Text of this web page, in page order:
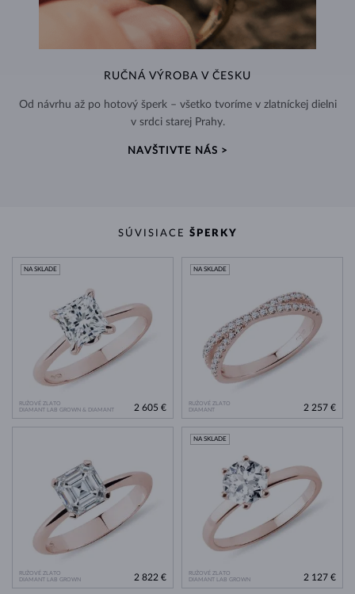
RUČNÁ VÝROBA V ČESKU
Od návrhu až po hotový šperk – všetko tvoríme v zlatníckej dielni
v srdci starej Prahy.
NAVŠTIVTE NÁS >
SÚVISIACE ŠPERKY
RUŽOVÉ ZLATO
DIAMANT LAB GROWN & DIAMANT
NA SKLADE
2 605 €
RUŽOVÉ ZLATO
DIAMANT
NA SKLADE
2 257 €
RUŽOVÉ ZLATO
DIAMANT LAB GROWN
2 822 €
RUŽOVÉ ZLATO
DIAMANT LAB GROWN
NA SKLADE
2 127 €